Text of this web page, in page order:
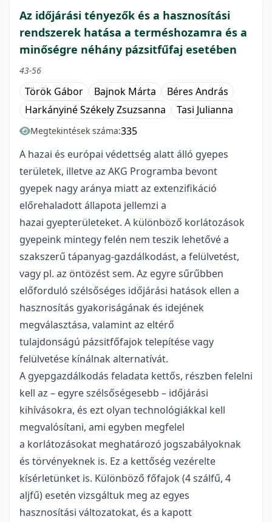
Az időjárási tényezők és a hasznosítási
rendszerek hatása a terméshozamra és a
minőségre néhány pázsitfűfaj esetében
43-56
Török Gábor Bajnok Márta
Béres András
Harkányiné Székely Zsuzsanna
Tasi Julianna
Megtekintések száma:335
A hazai és európai védettség alatt álló gyepes
területek, illetve az AKG Programba bevont
gyepek nagy aránya miatt az extenzifikáció
előrehaladott állapota jellemzi a
hazai gyepterületeket. A különböző korlátozások
gyepeink mintegy felén nem teszik lehetővé a
szakszerű tápanyag-gazdálkodást, a felülvetést,
vagy pl. az öntözést sem. Az egyre sűrűbben
előforduló szélsőséges időjárási hatások ellen a
hasznosítás gyakoriságának és idejének
megválasztása, valamint az eltérő
tulajdonságú pázsitfőfajok telepítése vagy
felülvetése kínálnak alternatívát.
A gyepgazdálkodás feladata kettős, részben felelni
kell az – egyre szélsőségesebb – időjárási
kihívásokra, és ezt olyan technológiákkal kell
megvalósítani, ami egyben megfelel
a korlátozásokat meghatározó jogszabályoknak
és törvényeknek is. Ez a kettőség vezérelte
kísérletünket is. Különböző főfajok (4 szálfű, 4
aljfű) esetén vizsgáltuk meg az egyes
hasznosítási változatokat, és a kapott